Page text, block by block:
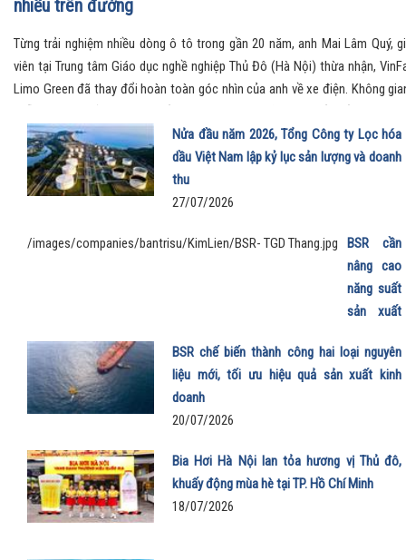
nhiều trên đường
Từng trải nghiệm nhiều dòng ô tô trong gần 20 năm, anh Mai Lâm Quý,
viên tại Trung tâm Giáo dục nghề nghiệp Thủ Đô (Hà Nội) thừa nhận,
Limo Green đã thay đổi hoàn toàn góc nhìn của anh về xe điện. Không
mẫu MPV điện vừa trở thành “xe ruột” của anh trong công việc, vừa
trọn vẹn nhu cầu gia đình.
Nửa đầu năm 2026, Tổng Công ty Lọc hóa
dầu Việt Nam lập kỷ lục sản lượng và doanh
thu
27/07/2026
/images/companies/bantrisu/KimLien/BSR- TGD Thang.jpg
BSR cần
nâng cao
năng suất
sản xuất
vụ lộ trình
phát triển
BSR chế biến thành công hai loại nguyên
liệu mới, tối ưu hiệu quả sản xuất kinh
doanh
20/07/2026
Bia Hơi Hà Nội lan tỏa hương vị Thủ đô,
khuấy động mùa hè tại TP. Hồ Chí Minh
18/07/2026